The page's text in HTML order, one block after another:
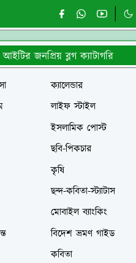
জনপ্রিয় ব্লগ ক্যাটাগরি
ক্যালেন্ডার
লাইফ স্টাইল
ইসলামিক পোস্ট
ছবি-পিকচার
কৃষি
ছন্দ-কবিতা-স্ট্যাটাস
মোবাইল ব্যাংকিং
বিদেশ ভ্রমণ গাইড
কবিতা